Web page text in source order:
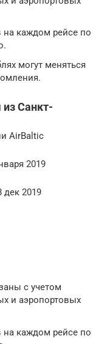
на каждом рейсе по
могут меняться
Санкт-
AirBaltic
2019
дек 2019
с учетом
и аэропортовых
на каждом рейсе по